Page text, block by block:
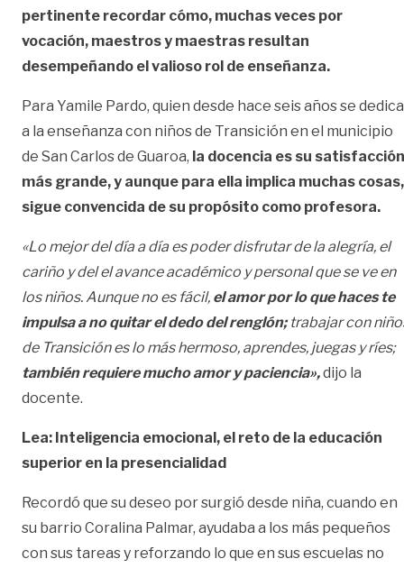
pertinente recordar cómo, muchas veces por
vocación, maestros y maestras resultan
desempeñando el valioso rol de enseñanza.
Para Yamile Pardo, quien desde hace seis años se dedica
a la enseñanza con niños de Transición en el municipio
de San Carlos de Guaroa, la docencia es su satisfacción
más grande, y aunque para ella implica muchas cosas,
sigue convencida de su propósito como profesora.
«Lo mejor del día a día es poder disfrutar de la alegría, el
cariño y del el avance académico y personal que se ve en
los niños. Aunque no es fácil, el amor por lo que haces te
impulsa a no quitar el dedo del renglón;trabajar con
de Transición es lo más hermoso, aprendes, juegas y ríes;
también requiere mucho amor y paciencia»,dijo la
docente.
Lea: Inteligencia emocional, el reto de la educación
superior en la presencialidad
Recordó que su deseo por surgió desde niña, cuando en
su barrio Coralina Palmar, ayudaba a los más pequeños
con sus tareas y reforzando lo que en sus escuelas no